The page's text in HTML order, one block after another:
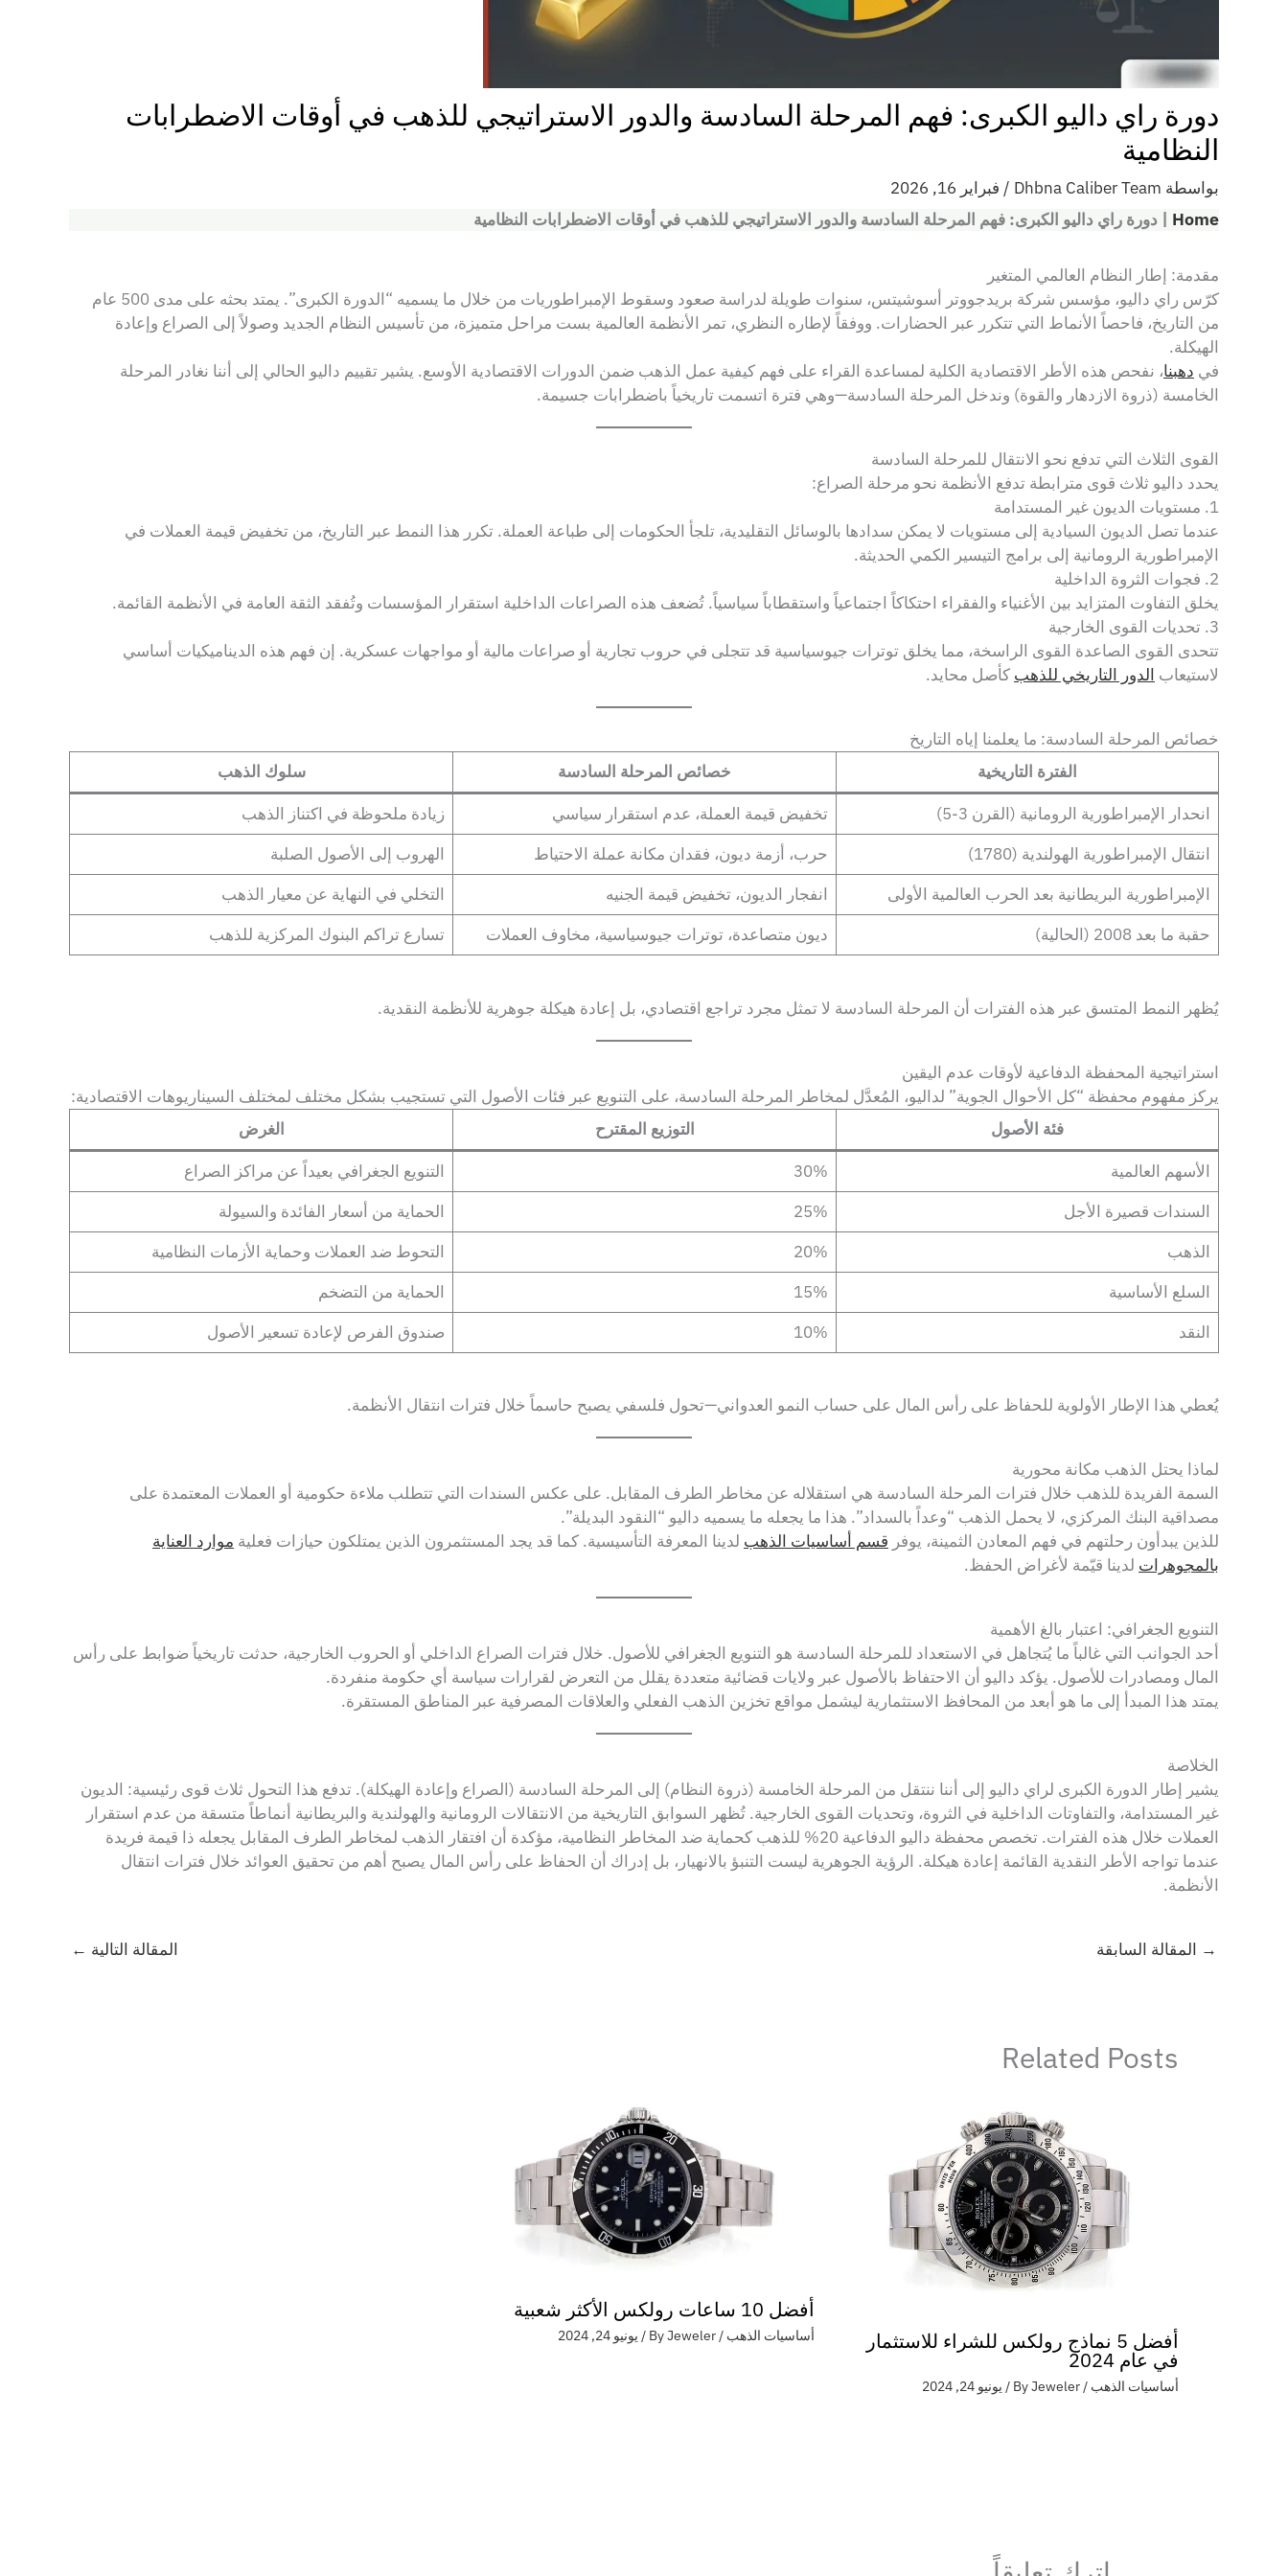
دورة راي داليو الكبرى: فهم المرحلة السادسة والدور الاستراتيجي للذهب في أوقات الاضطرابات
النظامية
بواسطة Dhbna Caliber Team
/ فبراير 16, 2026
Home
| دورة راي داليو الكبرى: فهم المرحلة السادسة والدور الاستراتيجي للذهب في أوقات الاضطرابات النظامية
مقدمة: إطار النظام العالمي المتغير
كرّس راي داليو، مؤسس شركة بريدجووتر أسوشيتس، سنوات طويلة لدراسة صعود وسقوط الإمبراطوريات من خلال ما يسميه “الدورة الكبرى”. يمتد بحثه على مدى 500 عام
من التاريخ، فاحصاً الأنماط التي تتكرر عبر الحضارات. ووفقاً لإطاره النظري، تمر الأنظمة العالمية بست مراحل متميزة، من تأسيس النظام الجديد وصولاً إلى الصراع وإعادة
الهيكلة.
في دهبنا، نفحص هذه الأطر الاقتصادية الكلية لمساعدة القراء على فهم كيفية عمل الذهب ضمن الدورات الاقتصادية الأوسع. يشير تقييم داليو الحالي إلى أننا نغادر المرحلة
الخامسة (ذروة الازدهار والقوة) وندخل المرحلة السادسة—وهي فترة اتسمت تاريخياً باضطرابات جسيمة.
القوى الثلاث التي تدفع نحو الانتقال للمرحلة السادسة
يحدد داليو ثلاث قوى مترابطة تدفع الأنظمة نحو مرحلة الصراع:
1. مستويات الديون غير المستدامة
عندما تصل الديون السيادية إلى مستويات لا يمكن سدادها بالوسائل التقليدية، تلجأ الحكومات إلى طباعة العملة. تكرر هذا النمط عبر التاريخ، من تخفيض قيمة العملات في
الإمبراطورية الرومانية إلى برامج التيسير الكمي الحديثة.
2. فجوات الثروة الداخلية
يخلق التفاوت المتزايد بين الأغنياء والفقراء احتكاكاً اجتماعياً واستقطاباً سياسياً. تُضعف هذه الصراعات الداخلية استقرار المؤسسات وتُفقد الثقة العامة في الأنظمة القائمة.
3. تحديات القوى الخارجية
تتحدى القوى الصاعدة القوى الراسخة، مما يخلق توترات جيوسياسية قد تتجلى في حروب تجارية أو صراعات مالية أو مواجهات عسكرية. إن فهم هذه الديناميكيات أساسي
لاستيعاب الدور التاريخي للذهب كأصل محايد.
خصائص المرحلة السادسة: ما يعلمنا إياه التاريخ
الفترة التاريخية
خصائص المرحلة السادسة
سلوك الذهب
انحدار الإمبراطورية الرومانية (القرن 3-5)
تخفيض قيمة العملة، عدم استقرار سياسي
زيادة ملحوظة في اكتناز الذهب
انتقال الإمبراطورية الهولندية (1780)
حرب، أزمة ديون، فقدان مكانة عملة الاحتياط
الهروب إلى الأصول الصلبة
الإمبراطورية البريطانية بعد الحرب العالمية الأولى
انفجار الديون، تخفيض قيمة الجنيه
التخلي في النهاية عن معيار الذهب
حقبة ما بعد 2008 (الحالية)
ديون متصاعدة، توترات جيوسياسية، مخاوف العملات تسارع تراكم البنوك المركزية للذهب
يُظهر النمط المتسق عبر هذه الفترات أن المرحلة السادسة لا تمثل مجرد تراجع اقتصادي، بل إعادة هيكلة جوهرية للأنظمة النقدية.
استراتيجية المحفظة الدفاعية لأوقات عدم اليقين
يركز مفهوم محفظة “كل الأحوال الجوية” لداليو، المُعدَّل لمخاطر المرحلة السادسة، على التنويع عبر فئات الأصول التي تستجيب بشكل مختلف لمختلف السيناريوهات الاقتصادية:
فئة الأصول
التوزيع المقترح
الغرض
الأسهم العالمية
30%
التنويع الجغرافي بعيداً عن مراكز الصراع
السندات قصيرة الأجل
25%
الحماية من أسعار الفائدة والسيولة
الذهب
20%
التحوط ضد العملات وحماية الأزمات النظامية
السلع الأساسية
15%
الحماية من التضخم
النقد
10% صندوق الفرص لإعادة تسعير الأصول
يُعطي هذا الإطار الأولوية للحفاظ على رأس المال على حساب النمو العدواني—تحول فلسفي يصبح حاسماً خلال فترات انتقال الأنظمة.
لماذا يحتل الذهب مكانة محورية
السمة الفريدة للذهب خلال فترات المرحلة السادسة هي استقلاله عن مخاطر الطرف المقابل. على عكس السندات التي تتطلب ملاءة حكومية أو العملات المعتمدة على
مصداقية البنك المركزي، لا يحمل الذهب “وعداً بالسداد”. هذا ما يجعله ما يسميه داليو “النقود البديلة”.
للذين يبدأون رحلتهم في فهم المعادن الثمينة، يوفر قسم أساسيات الذهب لدينا المعرفة التأسيسية. كما قد يجد المستثمرون الذين يمتلكون حيازات فعلية موارد العناية
بالمجوهرات لدينا قيّمة لأغراض الحفظ.
التنويع الجغرافي: اعتبار بالغ الأهمية
أحد الجوانب التي غالباً ما يُتجاهل في الاستعداد للمرحلة السادسة هو التنويع الجغرافي للأصول. خلال فترات الصراع الداخلي أو الحروب الخارجية، حدثت تاريخياً ضوابط على رأس
المال ومصادرات للأصول. يؤكد داليو أن الاحتفاظ بالأصول عبر ولايات قضائية متعددة يقلل من التعرض لقرارات سياسة أي حكومة منفردة.
يمتد هذا المبدأ إلى ما هو أبعد من المحافظ الاستثمارية ليشمل مواقع تخزين الذهب الفعلي والعلاقات المصرفية عبر المناطق المستقرة.
الخلاصة
يشير إطار الدورة الكبرى لراي داليو إلى أننا ننتقل من المرحلة الخامسة (ذروة النظام) إلى المرحلة السادسة (الصراع وإعادة الهيكلة). تدفع هذا التحول ثلاث قوى رئيسية: الديون
غير المستدامة، والتفاوتات الداخلية في الثروة، وتحديات القوى الخارجية. تُظهر السوابق التاريخية من الانتقالات الرومانية والهولندية والبريطانية أنماطاً متسقة من عدم استقرار
العملات خلال هذه الفترات. تخصص محفظة داليو الدفاعية 20% للذهب كحماية ضد المخاطر النظامية، مؤكدة أن افتقار الذهب لمخاطر الطرف المقابل يجعله ذا قيمة فريدة
عندما تواجه الأطر النقدية القائمة إعادة هيكلة. الرؤية الجوهرية ليست التنبؤ بالانهيار، بل إدراك أن الحفاظ على رأس المال يصبح أهم من تحقيق العوائد خلال فترات انتقال
الأنظمة.
→ المقالة السابقة المقالة التالية ←
Related Posts
أفضل 5 نماذج رولكس للشراء للاستثمار
في عام 2024
أساسيات الذهب / By
Jeweler
/ يونيو 24, 2024
أفضل 10 ساعات رولكس الأكثر شعبية
أساسيات الذهب / By
Jeweler
/ يونيو 24, 2024